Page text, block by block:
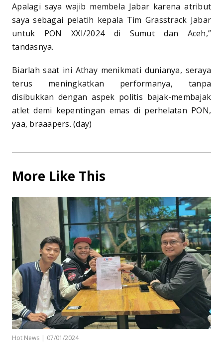
Apalagi saya wajib membela Jabar karena atribut
saya sebagai pelatih kepala Tim Grasstrack Jabar
untuk PON XXI/2024 di Sumut dan Aceh,”
tandasnya.
Biarlah saat ini Athay menikmati dunianya, seraya
terus meningkatkan performanya, tanpa
disibukkan dengan aspek politis bajak-membajak
atlet demi kepentingan emas di perhelatan PON,
yaa, braaapers. (day)
More Like This
Hot News | 07/01/2024